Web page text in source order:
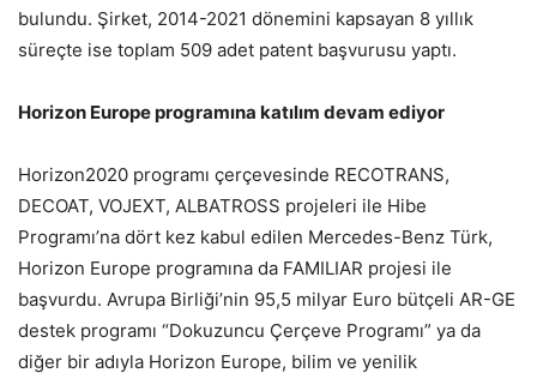
bulundu. Şirket, 2014-2021 dönemini kapsayan 8 yıllık
süreçte ise toplam 509 adet patent başvurusu yaptı.
Horizon Europe programına katılım devam ediyor
Horizon2020 programı çerçevesinde RECOTRANS,
DECOAT, VOJEXT, ALBATROSS projeleri ile Hibe
Programı’na dört kez kabul edilen Mercedes-Benz Türk,
Horizon Europe programına da FAMILIAR projesi ile
başvurdu. Avrupa Birliği’nin 95,5 milyar Euro bütçeli AR-GE
destek programı “Dokuzuncu Çerçeve Programı” ya da
diğer bir adıyla Horizon Europe, bilim ve yenilik